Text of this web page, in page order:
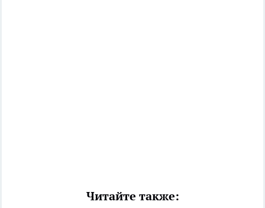
Читайте также: